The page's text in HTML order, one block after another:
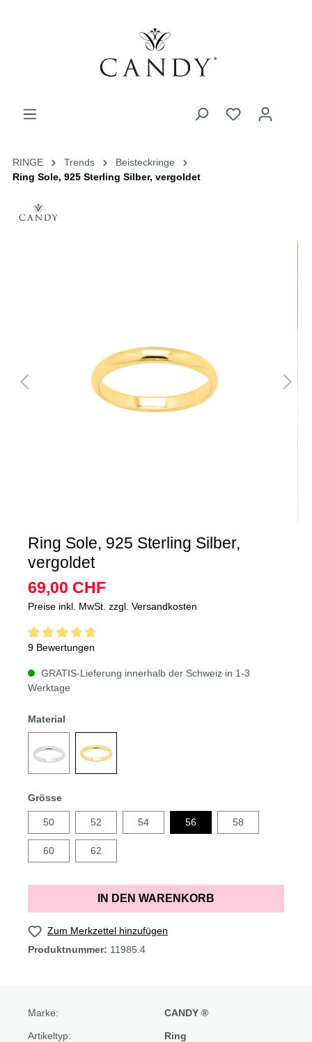
RINGE Trends
Beisteckringe
Ring Sole, 925 Sterling Silber, vergoldet
Ring Sole, 925 Sterling Silber,
vergoldet
69,00 CHF
Preise inkl. MwSt. zzgl. Versandkosten
9 Bewertungen
GRATIS-Lieferung innerhalb der Schweiz in 1-3
Werktage
Material
Grösse
50 52 54 56 58
60 62
IN DEN WARENKORB
Zum Merkzettel hinzufügen
Produktnummer: 11985.4
Marke: CANDY ®
Artikeltyp: Ring